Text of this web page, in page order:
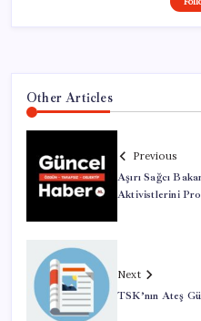
Other Articles
Previous
Aşırı Sağcı
Aktivistlerini
Next
TSK’nın Ateş